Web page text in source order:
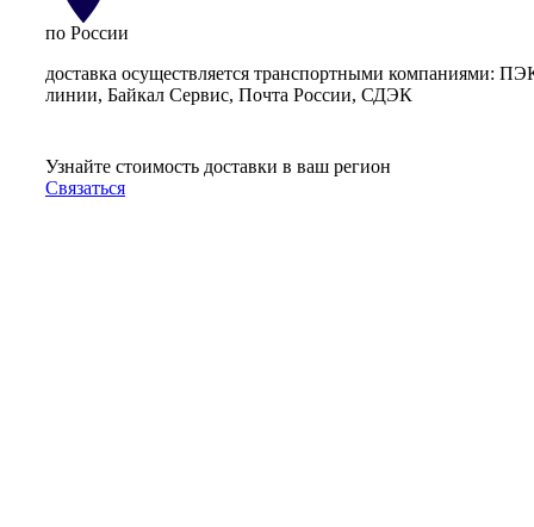
по России
доставка осуществляется транспортными компаниями:
линии, Байкал Сервис, Почта России, СДЭК
Узнайте стоимость доставки в ваш регион
Связаться